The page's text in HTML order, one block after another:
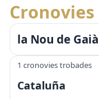
la Nou de Gaià
1 cronovies trobades
Cataluña